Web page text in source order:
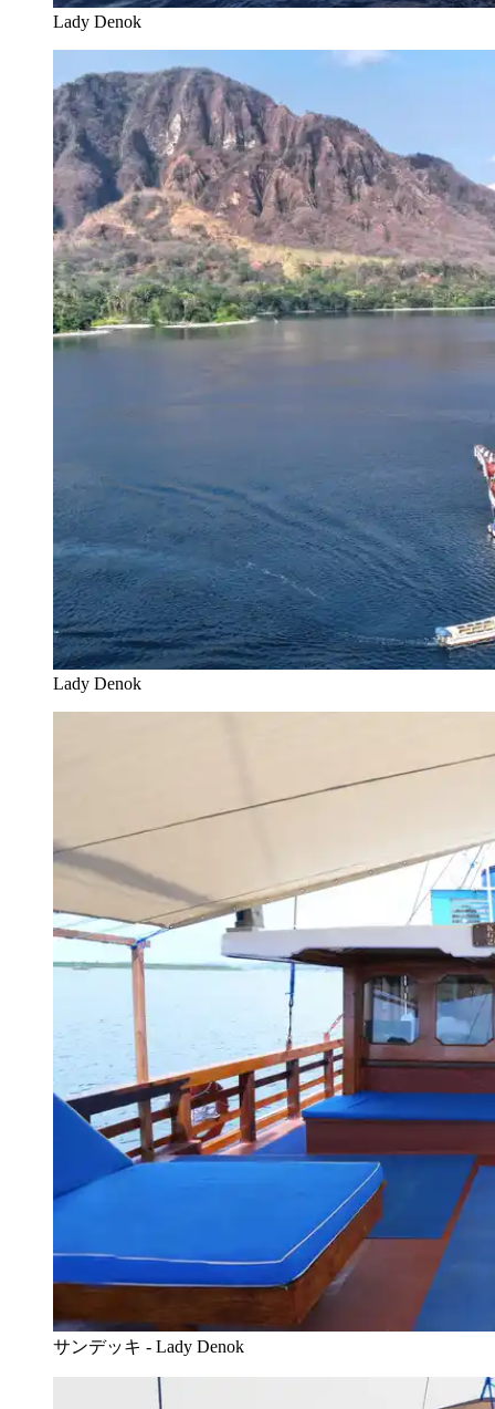
Lady Denok
Lady Denok
サンデッキ - Lady Denok